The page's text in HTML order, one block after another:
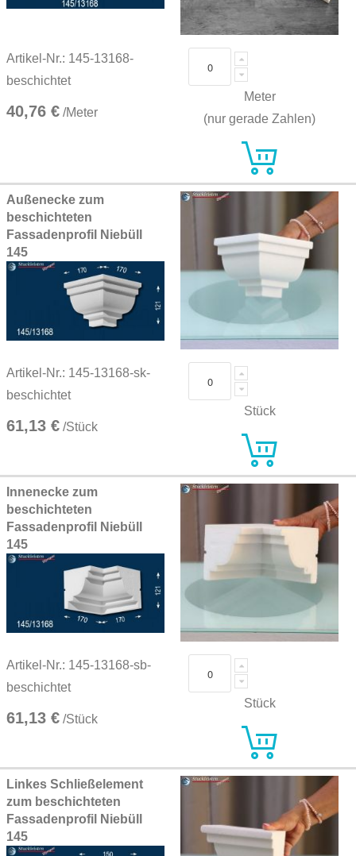
Artikel-Nr.: 145-13168-
beschichtet
40,76 € /Meter
Meter
(nur gerade Zahlen)
Außenecke zum
beschichteten
Fassadenprofil Niebüll
145
Artikel-Nr.: 145-13168-sk-
beschichtet
61,13 € /Stück
Stück
Innenecke zum
beschichteten
Fassadenprofil Niebüll
145
Artikel-Nr.: 145-13168-sb-
beschichtet
61,13 € /Stück
Stück
Linkes Schließelement
zum beschichteten
Fassadenprofil Niebüll
145